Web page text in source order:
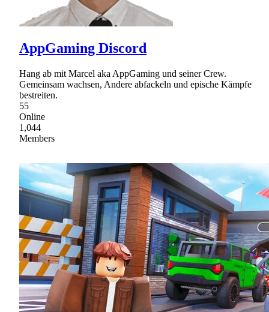
AppGaming Discord
Hang ab mit Marcel aka AppGaming und seiner Crew.
Gemeinsam wachsen, Andere abfackeln und epische Kämpfe
bestreiten.
55
Online
1,044
Members